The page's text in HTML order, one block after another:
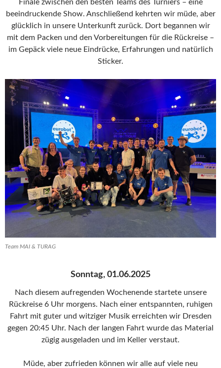
Finale zwischen den besten Teams des Turniers – eine
beeindruckende Show. Anschließend kehrten wir müde, aber
glücklich in unsere Unterkunft zurück. Dort begannen wir
mit dem Packen und den Vorbereitungen für die Rückreise –
im Gepäck viele neue Eindrücke, Erfahrungen und natürlich
Sticker.
Team MAI & TURAG
Sonntag, 01.06.2025
Nach diesem aufregenden Wochenende startete unsere
Rückreise 6 Uhr morgens. Nach einer entspannten, ruhigen
Fahrt mit guter und witziger Musik erreichten wir Dresden
gegen 20:45 Uhr. Nach der langen Fahrt wurde das Material
zügig ausgeladen und im Keller verstaut.
Müde, aber zufrieden können wir alle auf viele neu